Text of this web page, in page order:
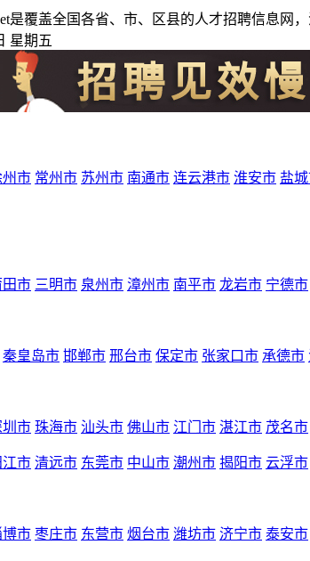
是覆盖全国各省、市、区县的人才招聘信息
星期五
州市 常州市 苏州市 南通市 连云港市 淮安市 盐
田市 三明市 泉州市 漳州市 南平市 龙岩市 宁德市
秦皇岛市 邯郸市 邢台市 保定市 张家口市 承德市
圳市 珠海市 汕头市 佛山市 江门市 湛江市 茂名市
江市 清远市 东莞市 中山市 潮州市 揭阳市 云浮市
博市 枣庄市 东营市 烟台市 潍坊市 济宁市 泰安市